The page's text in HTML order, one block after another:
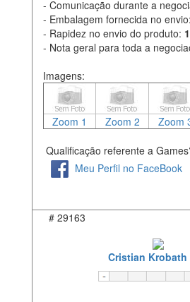
- Comunicação durante a
- Embalagem fornecida no envio:
- Rapidez no envio do produto:
- Nota geral para toda a
Imagens:
Zoom 1 Zoom 2 Zoom
Qualificação referente a
Meu Perfil no FaceBook
# 29163
Cristian Krobath